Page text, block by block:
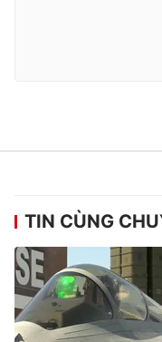
TIN CÙNG